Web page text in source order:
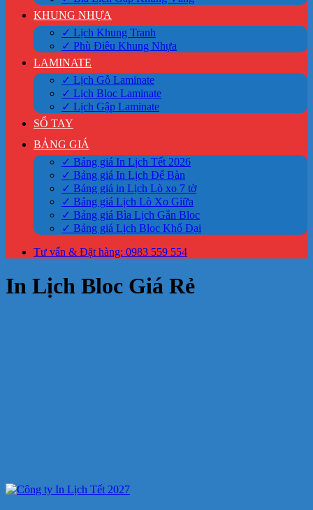
KHUNG NHỰA
✓ Lịch Khung Tranh
✓ Phù Điêu Khung Nhựa
LAMINATE
✓ Lịch Gỗ Laminate
✓ Lịch Bloc Laminate
✓ Lịch Gập Laminate
SỔ TAY
BẢNG GIÁ
✓ Bảng giá In Lịch Tết 2026
✓ Bảng giá In Lịch Để Bàn
✓ Bảng giá in Lịch Lò xo 7 tờ
✓ Bảng giá Lịch Lò Xo Giữa
✓ Bảng giá Bìa Lịch Gắn Bloc
✓ Bảng giá Lịch Bloc Khổ Đại
Tư vấn & Đặt hàng: 0983 559 554
In Lịch Bloc Giá Rẻ